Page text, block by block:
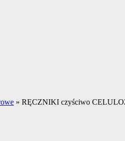
» RĘCZNIKI czyściwo